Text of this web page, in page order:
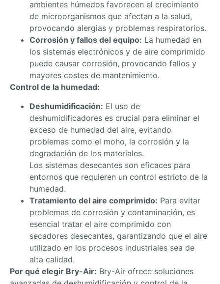
ambientes húmedos favorecen el crecimiento
de microorganismos que afectan a la salud,
provocando alergias y problemas respiratorios.
Corrosión y fallos del equipo: La humedad en
los sistemas electrónicos y de aire comprimido
puede causar corrosión, provocando fallos y
mayores costes de mantenimiento.
Control de la humedad:
Deshumidificación: El uso de
deshumidificadores es crucial para eliminar el
exceso de humedad del aire, evitando
problemas como el moho, la corrosión y la
degradación de los materiales.
Los sistemas desecantes son eficaces para
entornos que requieren un control estricto de la
humedad.
Tratamiento del aire comprimido: Para evitar
problemas de corrosión y contaminación, es
esencial tratar el aire comprimido con
secadores desecantes, garantizando que el aire
utilizado en los procesos industriales sea de
alta calidad.
Por qué elegir Bry-Air: Bry-Air ofrece soluciones